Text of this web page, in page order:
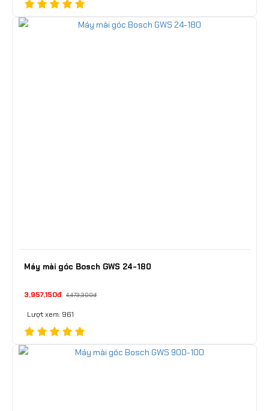
Máy mài góc Bosch GWS 24-180
3,957,150đ 4,473,300đ
Lượt xem: 961